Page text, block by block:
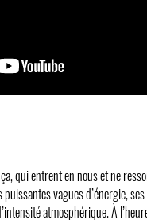
qui entrent en nous et ne
vagues d’énergie,
atmosphérique. À